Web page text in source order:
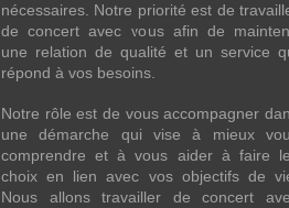
nécessaires. Notre priorité est de
de concert avec vous afin de
une relation de qualité et un service
répond à vos besoins.
Notre rôle est de vous accompagner
une démarche qui vise à mieux
comprendre et à vous aider à faire
choix en lien avec vos objectifs de
Nous allons travailler de concert